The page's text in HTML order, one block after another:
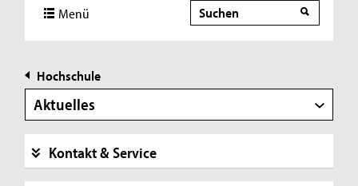
Menü Suche
Hochschule
Aktuelles
Kontakt & Service